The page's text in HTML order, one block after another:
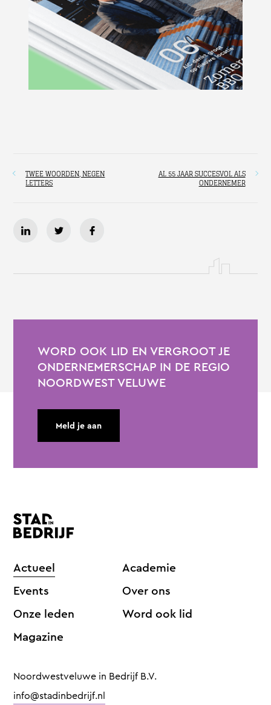
TWEE WOORDEN, NEGEN
LETTERS
AL 55 JAAR SUCCESVOL ALS
ONDERNEMER
WORD OOK LID EN VERGROOT JE
ONDERNEMERSCHAP IN DE REGIO
NOORDWEST VELUWE
Meld je aan
Actueel
Events
Onze leden
Magazine
Academie
Over ons
Word ook lid
Noordwestveluwe in Bedrijf B.V.
info@stadinbedrijf.nl